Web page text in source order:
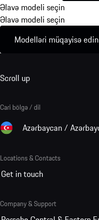
Əlavə modeli seçin
Əlavə modeli seçin
Modelləri müqayisə edin